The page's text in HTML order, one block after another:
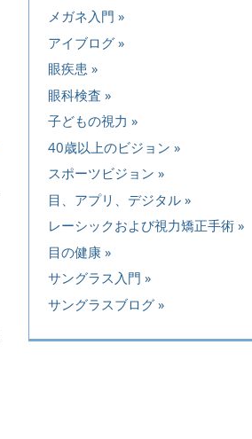
メガネ入門
アイブログ
眼疾患
眼科検査
子どもの視力
40歳以上のビジョン
スポーツビジョン
目、アプリ、デジタル
レーシックおよび視力矯正手術
目の健康
サングラス入門
サングラスブログ